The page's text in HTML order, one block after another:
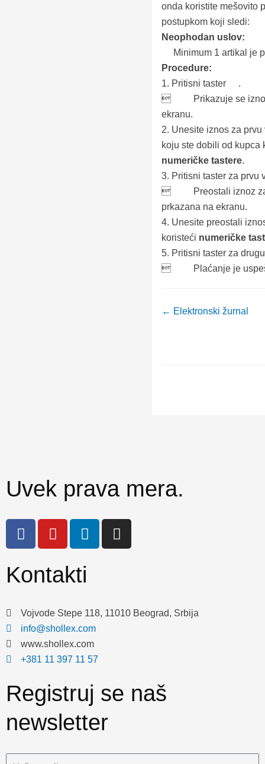
onda koristite mešovito
postupkom koji sledi:
Neophodan uslov:
Minimum 1 artikal je
Procedure:
1. Pritisni taster
.

Prikazuje se
ekranu.
2. Unesite iznos za
koju ste dobili od kupca
numeričke tastere.
3. Pritisni taster za prvu

Preostali iznoz
prkazana na ekranu.
4. Unesite preostali
koristeći numeričke
5. Pritisni taster za

Plaćanje je
← Elektronski žurnal
Uvek prava mera.
F
a
e
b
o
k
Y
o
t
u
e
L
i
k
e
i
n
I
n
r
Kontakti
Vojvode Stepe 118, 11010 Beograd, Srbija
info@shollex.com
www.shollex.com
+381 11 397 11 57
Registruj se naš
newsletter